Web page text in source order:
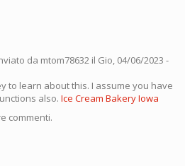
da mtom78632 il Gio, 04/06/2023 -
to learn about this. I assume you have
also. Ice Cream Bakery Iowa
commenti.